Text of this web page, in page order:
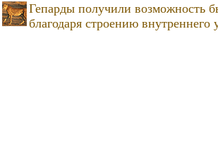
Гепарды получили возможность
благодаря строению внутреннего